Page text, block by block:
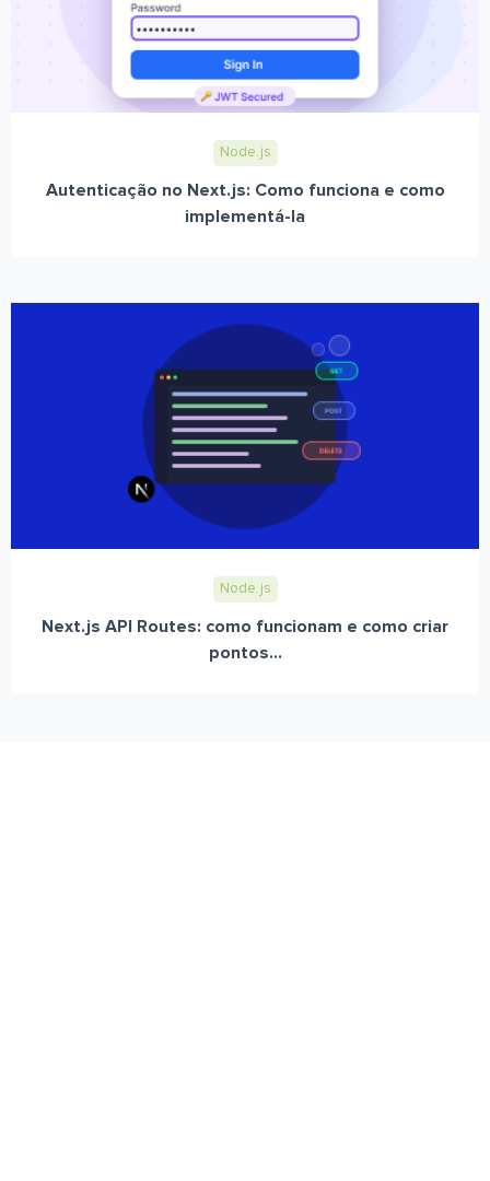
Node.js
Autenticação no Next.js: Como funciona e como
implementá-la
Node.js
Next.js API Routes: como funcionam e como criar
pontos...